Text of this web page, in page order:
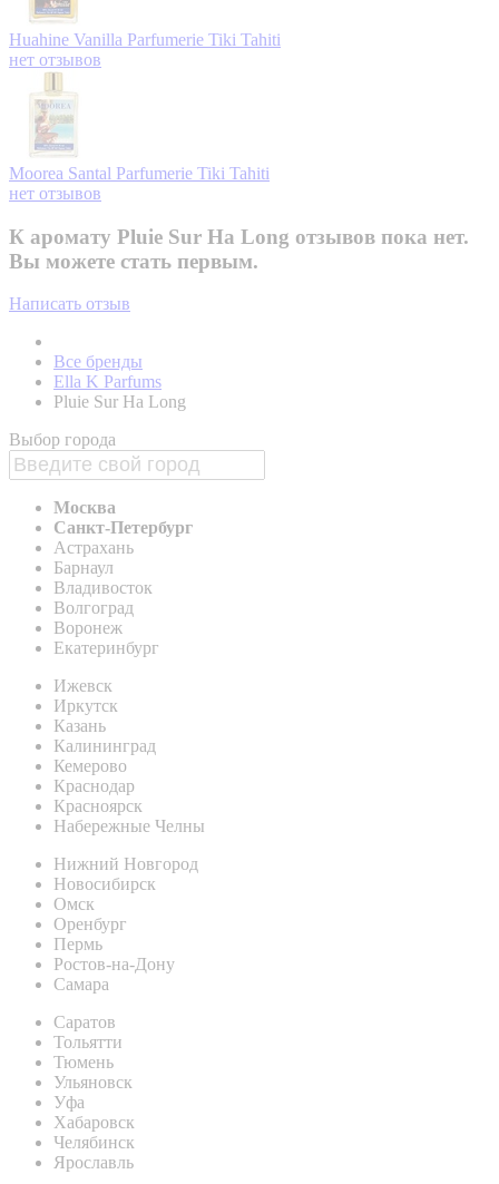
Huahine Vanilla Parfumerie Tiki Tahiti
нет отзывов
Moorea Santal Parfumerie Tiki Tahiti
нет отзывов
К аромату Pluie Sur Ha Long отзывов пока нет.
Вы можете стать первым.
Написать отзыв
Все бренды
Ella K Parfums
Pluie Sur Ha Long
Выбор города
Москва
Санкт-Петербург
Астрахань
Барнаул
Владивосток
Волгоград
Воронеж
Екатеринбург
Ижевск
Иркутск
Казань
Калининград
Кемерово
Краснодар
Красноярск
Набережные Челны
Нижний Новгород
Новосибирск
Омск
Оренбург
Пермь
Ростов-на-Дону
Самара
Саратов
Тольятти
Тюмень
Ульяновск
Уфа
Хабаровск
Челябинск
Ярославль